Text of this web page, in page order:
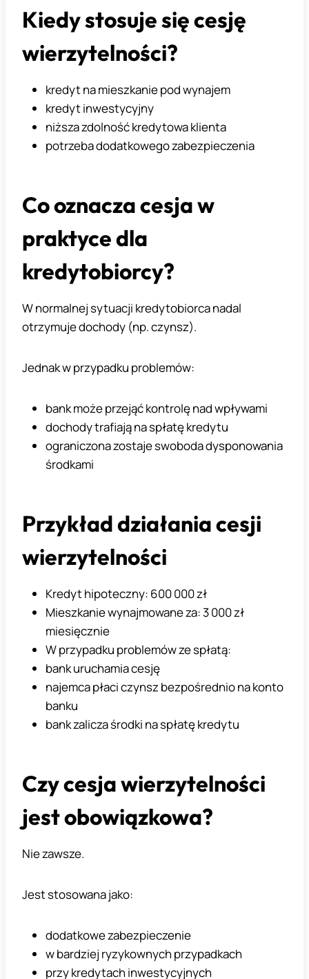
Kiedy stosuje się cesję
wierzytelności?
kredyt na mieszkanie pod wynajem
kredyt inwestycyjny
niższa zdolność kredytowa klienta
potrzeba dodatkowego zabezpieczenia
Co oznacza cesja w
praktyce dla
kredytobiorcy?
W normalnej sytuacji kredytobiorca nadal
otrzymuje dochody (np. czynsz).
Jednak w przypadku problemów:
bank może przejąć kontrolę nad wpływami
dochody trafiają na spłatę kredytu
ograniczona zostaje swoboda dysponowania
środkami
Przykład działania cesji
wierzytelności
Kredyt hipoteczny: 600 000 zł
Mieszkanie wynajmowane za: 3 000 zł
miesięcznie
W przypadku problemów ze spłatą:
bank uruchamia cesję
najemca płaci czynsz bezpośrednio na konto
banku
bank zalicza środki na spłatę kredytu
Czy cesja wierzytelności
jest obowiązkowa?
Nie zawsze.
Jest stosowana jako:
dodatkowe zabezpieczenie
w bardziej ryzykownych przypadkach
przy kredytach inwestycyjnych